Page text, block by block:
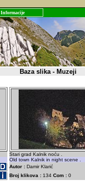
Informacije
Baza slika - Muzeji
Stari grad Kalnik noću .
Old town Kalnik in night scene .
Autor :Damir Klarić
Broj klikova :134 Com :0